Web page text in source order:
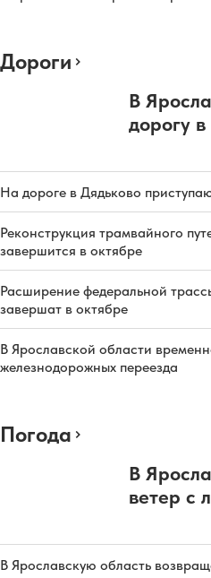
Дороги
В
дорогу
На дороге в Дядьково
Реконструкция трамвайного
завершится в октябре
Расширение федеральной
завершат в октябре
В Ярославской области
железнодорожных переезда
Погода
В
ветер с
В Ярославскую область